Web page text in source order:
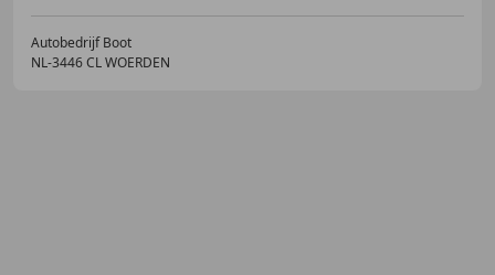
Autobedrijf Boot
NL-3446 CL WOERDEN